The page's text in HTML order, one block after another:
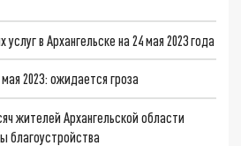
в Архангельске на 24 мая 2023 года
2023: ожидается гроза
жителей Архангельской области
благоустройства